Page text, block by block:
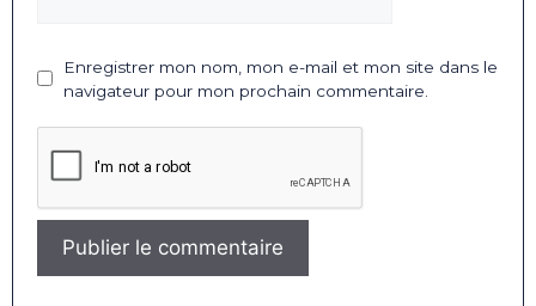
Enregistrer mon nom, mon e-mail et mon site dans le
navigateur pour mon prochain commentaire.